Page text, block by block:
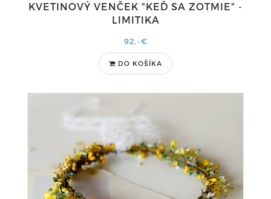
KVETINOVÝ VENČEK "KEĎ SA ZOTMIE" -
LIMITIKA
92,-€
DO KOŠÍKA